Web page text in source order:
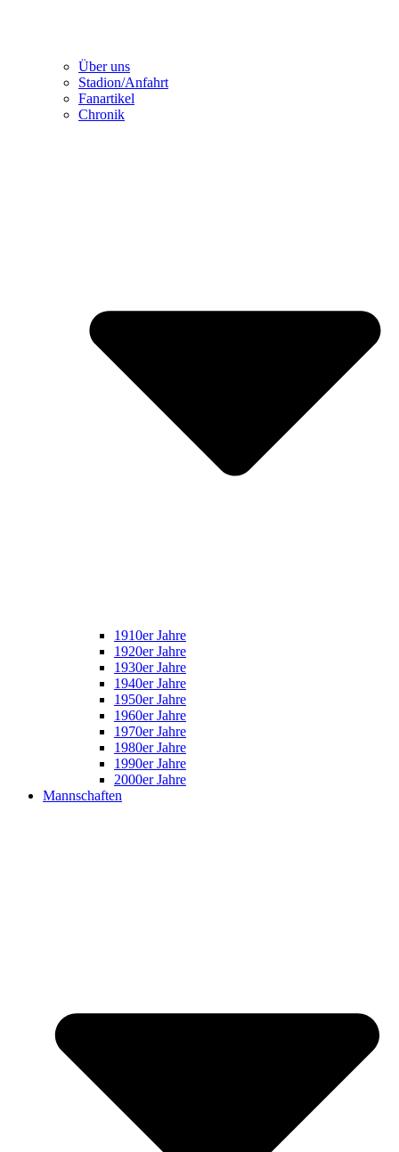
Über uns
Stadion/Anfahrt
Fanartikel
Chronik
1910er Jahre
1920er Jahre
1930er Jahre
1940er Jahre
1950er Jahre
1960er Jahre
1970er Jahre
1980er Jahre
1990er Jahre
2000er Jahre
Mannschaften